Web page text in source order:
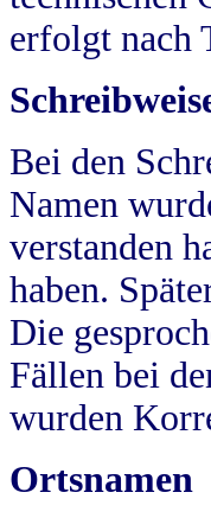
erfolgt nach
Bei den
Namen
verstanden
haben.
Die
Fällen bei
wurden
Ortsnamen